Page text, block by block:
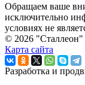
Обращаем ваше
исключительно
условиях не
© 2026 "Сталлеон"
Карта сайта
Разработка и